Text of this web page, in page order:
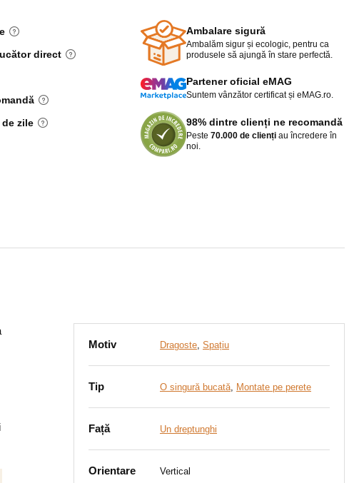
direct
zile
Ambalare sigură
Ambalăm sigur și ecologic, pentru ca
produsele să ajungă în stare perfectă.
Partener oficial eMAG
Suntem vânzător certificat și eMAG.ro.
98% dintre clienți ne recomandă
Peste 70.000 de clienți au încredere în
noi.
Motiv Dragoste, Spațiu
Tip O singură bucată, Montate pe perete
Față Un dreptunghi
Orientare Vertical